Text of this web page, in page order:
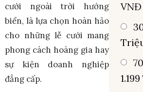
cưới ngoài trời hướng
biển, là lựa chọn hoàn hảo
cho những lễ cưới mang
phong cách hoàng gia hay
sự kiện doanh nghiệp
đẳng cấp.
VNĐ